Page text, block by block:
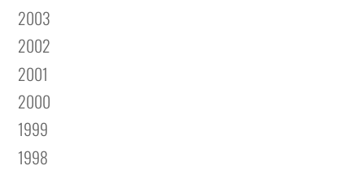
2003
2002
2001
2000
1999
1998